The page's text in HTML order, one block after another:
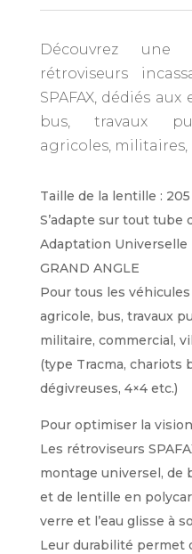
Découvrez
rétroviseurs
SPAFAX, dédiés
bus, travaux
agricoles, militaires,
Taille de la lentille : 205
S’adapte sur tout tube
Adaptation Universelle
GRAND ANGLE
Pour tous les
agricole, bus, travaux
militaire, commercial,
(type Tracma, chariots
dégivreuses, 4×4 etc.)
Pour optimiser la
Les rétroviseurs
montage universel, de
et de lentille en
verre et l’eau glisse à
Leur durabilité permet